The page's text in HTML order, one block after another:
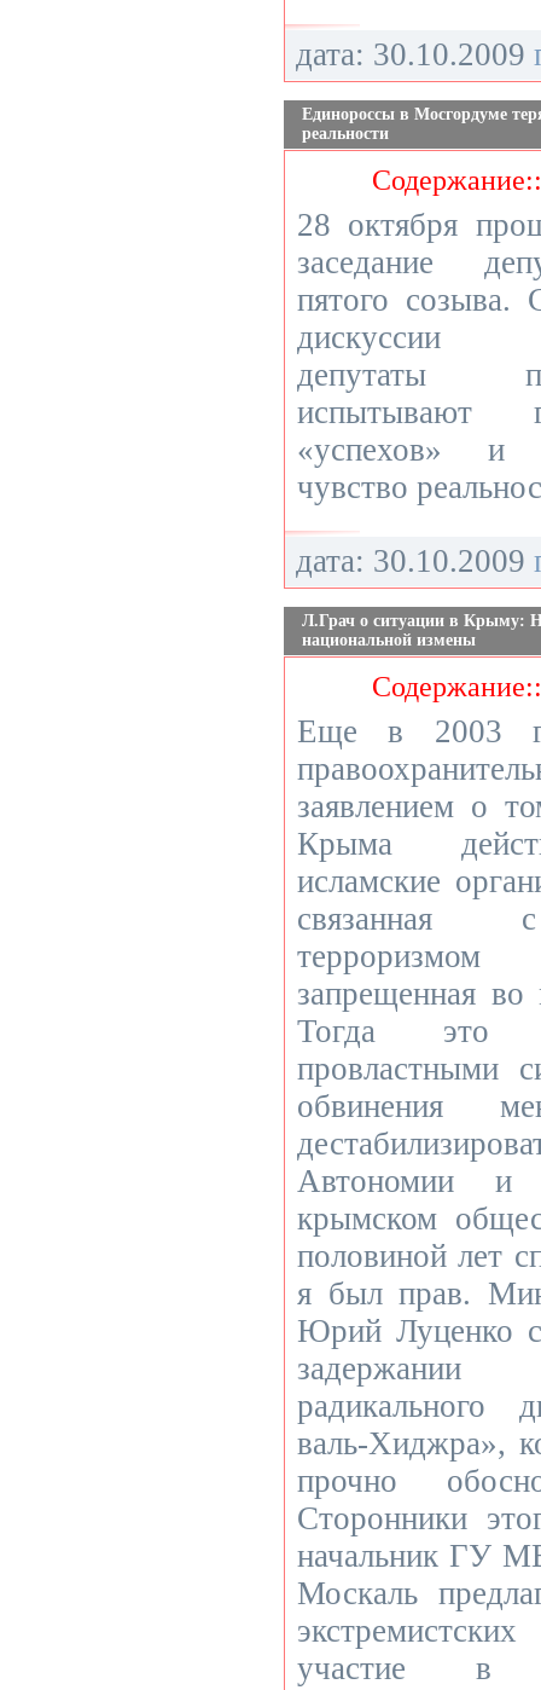
дата: 30.10.2009
Единороссы в Мосгордуме
реальности
28 октября
заседание
пятого созыва.
дискуссии
депутаты
испытывают
«успехов» и
чувство
дата: 30.10.2009
Л.Грач о ситуации в Крыму:
национальной измены
Еще в 2003
заявлением о
Крыма
исламские
связанная
терроризмом
запрещенная
Тогда это
провластными
обвинения
Автономии и
крымском
половиной лет
я был прав.
Юрий Луценко
задержании
радикального
валь-Хиджра»,
прочно
Сторонники
начальник ГУ
Москаль
участие в